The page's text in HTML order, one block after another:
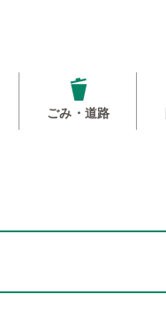
ごみ・道路